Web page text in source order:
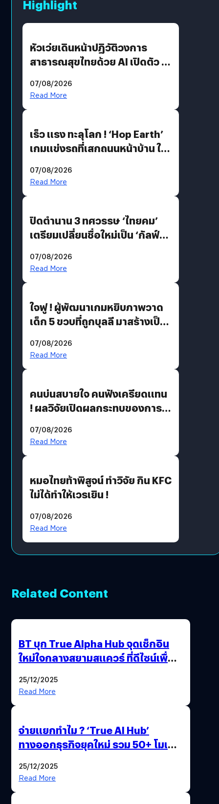
Highlight
หัวเว่ยเดินหน้าปฏิวัติวงการ
สาธารณสุขไทยด้วย AI เปิดตัว 4
AI เพื่อการแพทย์ในประเทศไทย
07/08/2026
Read More
เร็ว แรง ทะลุโลก ! ‘Hop Earth’
เกมแข่งรถที่เสกถนนหน้าบ้าน ให้
07/08/2026
Read More
ปิดตำนาน 3 ทศวรรษ ‘ไทยคม’
เตรียมเปลี่ยนชื่อใหม่เป็น ‘กัลฟ์
อวกาศเต็มสูบ
07/08/2026
Read More
ใจฟู ! ผู้พัฒนาเกมหยิบภาพวาด
เด็ก 5 ขวบที่ถูกบุลลี มาสร้างเป็น
07/08/2026
Read More
คนบ่นสบายใจ คนฟังเครียดแทน
! ผลวิจัยเปิดผลกระทบของการ
07/08/2026
Read More
หมอไทยท้าพิสูจน์ ทำวิจัย กิน KFC
ไม่ได้ทำให้เวรเยิน !
07/08/2026
Read More
Related Content
BT บุก True Alpha Hub จุดเช็กอิน
ใหม่ใจกลางสยามสแควร์ ที่ดีไซน์เพื่อ
25/12/2025
Read More
จ่ายแยกทำไม ? ‘True AI Hub’
ทางออกธุรกิจยุคใหม่ รวม 50+ โมเดล
25/12/2025
Read More